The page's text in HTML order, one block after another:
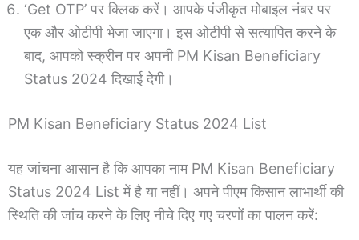
‘Get OTP’ पर क्लिक करें। आपके पंजीकृत मोबाइल नंबर पर
एक और ओटीपी भेजा जाएगा। इस ओटीपी से सत्यापित करने के
बाद, आपको स्क्रीन पर अपनी PM Kisan Beneficiary
Status 2024 दिखाई देगी।
PM Kisan Beneficiary Status 2024 List
यह जांचना आसान है कि आपका नाम PM Kisan Beneficiary
Status 2024 List में है या नहीं। अपने पीएम किसान लाभार्थी की
स्थिति की जांच करने के लिए नीचे दिए गए चरणों का पालन करें: